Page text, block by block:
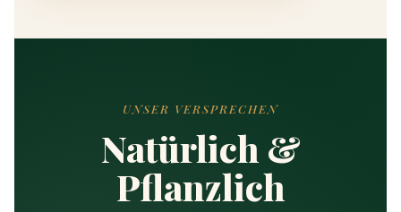
UNSER VERSPRECHEN
Natürlich &
Pflanzlich